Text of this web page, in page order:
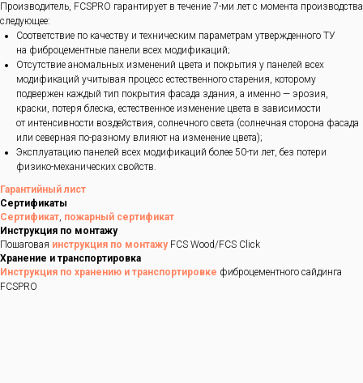
Производитель, FCSPRO гарантирует в течение 7-ми лет с момента производства
следующее:
Соответствие по качеству и техническим параметрам утвержденного ТУ
на фиброцементные панели всех модификаций;
Отсутствие аномальных изменений цвета и покрытия у панелей всех
модификаций учитывая процесс естественного старения, которому
подвержен каждый тип покрытия фасада здания, а именно — эрозия,
краски, потеря блеска, естественное изменение цвета в зависимости
от интенсивности воздействия, солнечного света (солнечная сторона фасада
или северная по-разному влияют на изменение цвета);
Эксплуатацию панелей всех модификаций более 50-ти лет, без потери
физико-механических свойств.
Гарантийный лист
Сертификаты
Сертификат, пожарный сертификат
Инструкция по монтажу
Пошаговая инструкция по монтажуFCS Wood/FCS Click
Хранение и транспортировка
Инструкция по хранению и транспортировке фиброцементного сайдинга
FCSPRO